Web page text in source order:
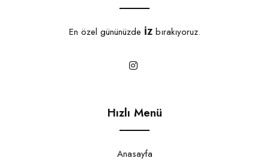
En özel gününüzde İZbırakıyoruz.
Hızlı Menü
Anasayfa